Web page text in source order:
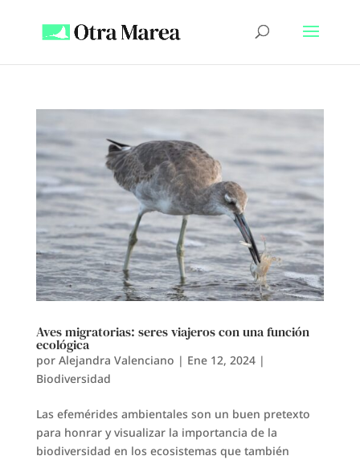
Aves migratorias: seres viajeros con una función
ecológica
por Alejandra Valenciano | Ene 12, 2024|
Biodiversidad
Las efemérides ambientales son un buen pretexto
para honrar y visualizar la importancia de la
biodiversidad en los ecosistemas que también